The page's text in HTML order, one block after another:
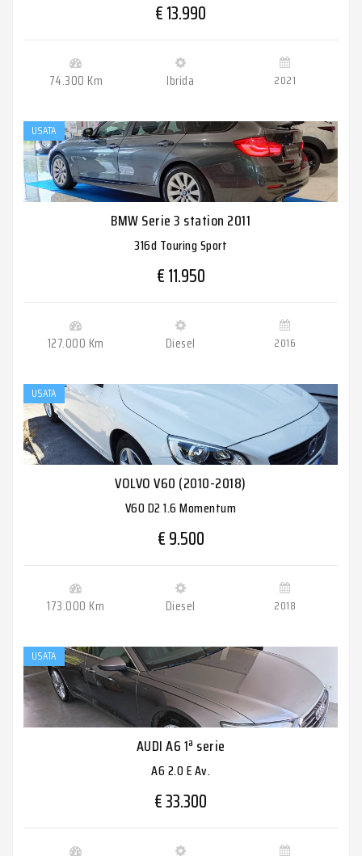
€ 13.990
74.300 Km Ibrida 2021
USATA
BMW Serie 3 station 2011
316d Touring Sport
€ 11.950
127.000 Km Diesel 2016
USATA
VOLVO V60 (2010-2018)
V60 D2 1.6 Momentum
€ 9.500
173.000 Km Diesel 2018
USATA
AUDI A6 1ª serie
A6 2.0 E Av.
€ 33.300